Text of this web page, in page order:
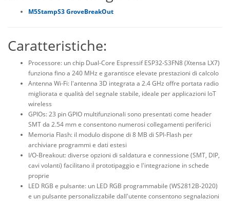
M5StampS3 GroveBreakOut
Caratteristiche:
Processore: un chip Dual-Core Espressif ESP32-S3FN8 (Xtensa LX7)
funziona fino a 240 MHz e garantisce elevate prestazioni di calcolo
Antenna Wi-Fi: l'antenna 3D integrata a 2.4 GHz offre portata radio
migliorata e qualità del segnale stabile, ideale per applicazioni IoT
wireless
GPIOs: 23 pin GPIO multifunzionali sono presentati come header
SMT da 2.54 mm e consentono numerosi collegamenti periferici
Memoria Flash: il modulo dispone di 8 MB di SPI-Flash per
archiviare programmi e dati estesi
I/O-Breakout: diverse opzioni di saldatura e connessione (SMT, DIP,
cavi volanti) facilitano il prototipaggio e l'integrazione in schede
proprie
LED RGB e pulsante: un LED RGB programmabile (WS2812B-2020)
e un pulsante personalizzabile dall'utente consentono segnalazioni